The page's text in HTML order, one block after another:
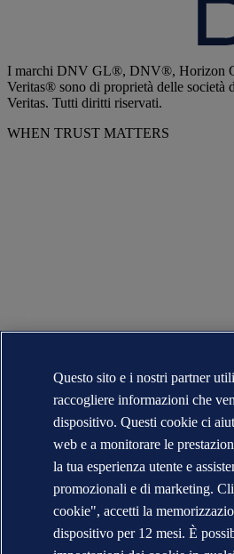
I marchi DNV GL®, DNV®, Horizon
Veritas® sono di proprietà delle società
Veritas. Tutti diritti riservati.
WHEN TRUST MATTERS
Questo sito e i nostri partner
raccogliere informazioni che
dispositivo. Questi cookie ci
web e a monitorare le
la tua esperienza utente e
promozionali e di marketing.
cookie", accetti la
dispositivo per 12 mesi. È